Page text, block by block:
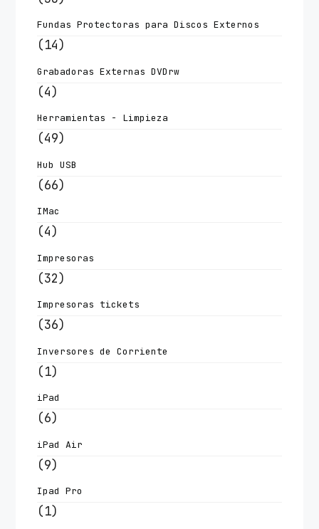
Fundas Protectoras para Discos Externos
(14)
Grabadoras Externas DVDrw
(4)
Herramientas - Limpieza
(49)
Hub USB
(66)
IMac
(4)
Impresoras
(32)
Impresoras tickets
(36)
Inversores de Corriente
(1)
iPad
(6)
iPad Air
(9)
Ipad Pro
(1)